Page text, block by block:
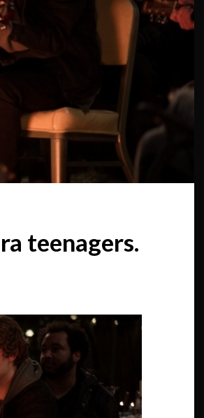
teenagers.